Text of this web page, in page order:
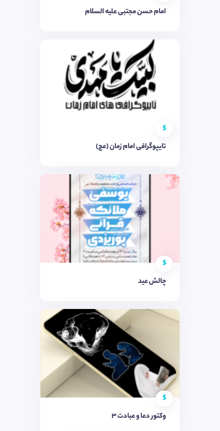
امام حسن مجتبی علیه السلام
$
تایپوگرافی امام زمان (عج)
$
چالش عید
$
وکتور دعا و عبادت 3